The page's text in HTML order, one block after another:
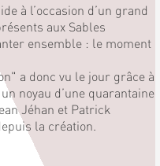
à l’occasion d’un grand
aux Sables
ensemble : le moment
a donc vu le jour grâce à
noyau d’une quarantaine
Jéhan et Patrick
la création.